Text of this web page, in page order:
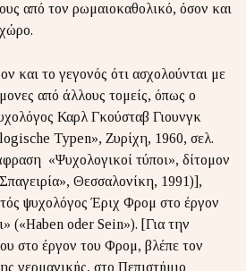
από τον ρωμαιοκαθολικό, όσον και
και το γεγονός ότι ασχολούνται με
από άλλους τομείς, όπως ο
Καρλ Γκούσταβ Γιουνγκ
Typen», Ζυρίχη, 1960, σελ.
«Ψυχολογικοί τύποι», δίτομον
Θεσσαλονίκη, 1991)],
ψυχολόγος Έριχ Φρομ στο έργον
(«Haben oder Sein»). [Για την
στο έργον του Φρομ, βλέπε τον
γερμανικής, στο Πεπιστήμιο